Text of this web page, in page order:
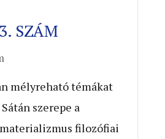
SZÁM
mélyreható témákat
szerepe a
filozófiai